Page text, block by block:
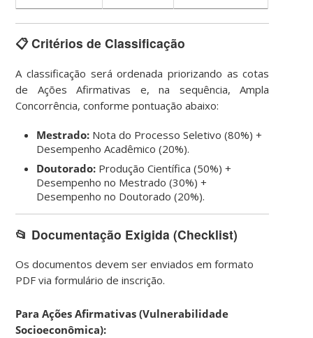
📋 Critérios de Classificação
A classificação será ordenada priorizando as cotas
de Ações Afirmativas e, na sequência, Ampla
Concorrência, conforme pontuação abaixo:
Mestrado: Nota do Processo Seletivo (80%) +
Desempenho Acadêmico (20%).
Doutorado: Produção Científica (50%) +
Desempenho no Mestrado (30%) +
Desempenho no Doutorado (20%).
📂 Documentação Exigida (Checklist)
Os documentos devem ser enviados em formato
PDF via formulário de inscrição.
Para Ações Afirmativas (Vulnerabilidade
Socioeconômica):